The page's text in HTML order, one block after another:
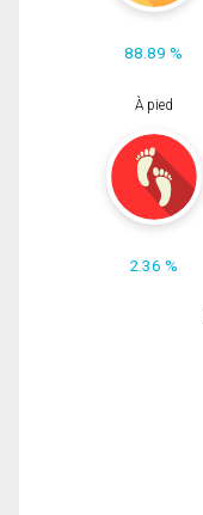
88.89 %
À pied
2.36 %